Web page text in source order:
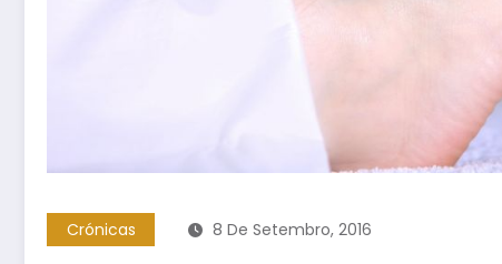
Crónicas 8 De Setembro, 2016